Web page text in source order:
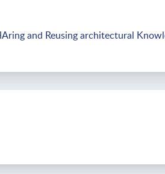
and Reusing architectural